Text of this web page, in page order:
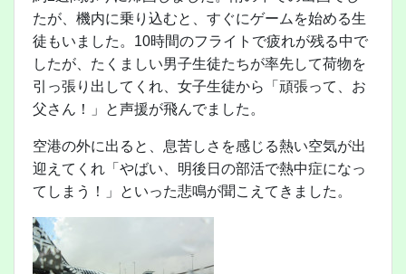
たが、機内に乗り込むと、すぐにゲームを始める生
徒もいました。10時間のフライトで疲れが残る中で
したが、たくましい男子生徒たちが率先して荷物を
引っ張り出してくれ、女子生徒から「頑張って、お
父さん！」と声援が飛んでました。
空港の外に出ると、息苦しさを感じる熱い空気が出
迎えてくれ「やばい、明後日の部活で熱中症になっ
てしまう！」といった悲鳴が聞こえてきました。